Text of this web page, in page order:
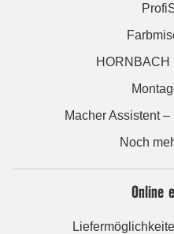
HORNBACH
Macher Assistent
Noch
Online